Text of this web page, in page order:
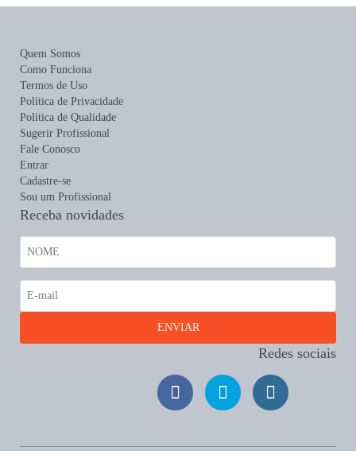
Quem Somos
Como Funciona
Termos de Uso
Política de Privacidade
Política de Qualidade
Sugerir Profissional
Fale Conosco
Entrar
Cadastre-se
Sou um Profissional
Receba novidades
Redes sociais